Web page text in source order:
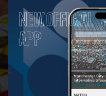
NEW OFFICIAL
APP